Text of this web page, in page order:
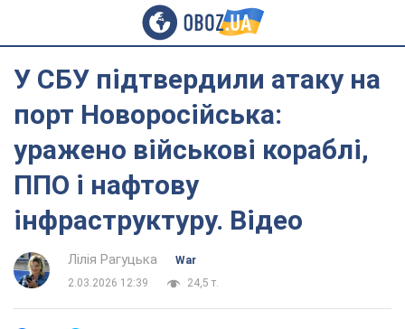
У СБУ підтвердили атаку на
порт Новоросійська:
уражено військові кораблі,
ППО і нафтову
інфраструктуру. Відео
Лілія Рагуцька
War
2.03.2026 12:39
24,5 т.